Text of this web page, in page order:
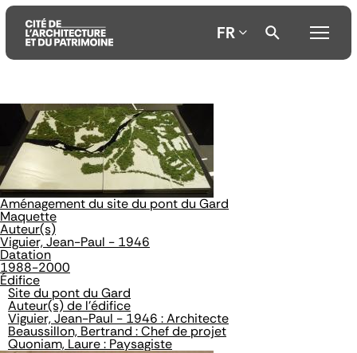
Aller
contenu
principal
Aller
menu
principal
Aller
recherche
FR
Aménagement du site du pont du Gard
Maquette
Auteur(s)
Viguier, Jean-Paul - 1946
Datation
1988-2000
Édifice
Site du pont du Gard
Auteur(s) de l'édifice
Viguier, Jean-Paul - 1946 : Architecte
Beaussillon, Bertrand : Chef de projet
Quoniam, Laure : Paysagiste